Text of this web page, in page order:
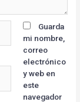
Guarda
mi nombre,
correo
electrónico
y web en
este
navegador